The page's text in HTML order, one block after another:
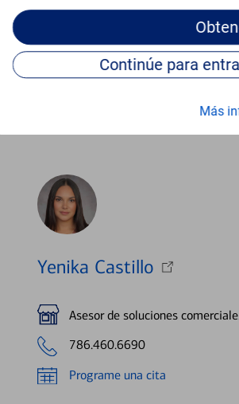
Más
locales
Yenika Castillo
Asesor de soluciones
786.460.6690
Programe una cita